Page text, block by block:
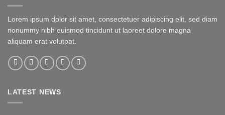
Lorem ipsum dolor sit amet, consectetuer adipiscing elit, sed diam
nonummy nibh euismod tincidunt ut laoreet dolore magna
aliquam erat volutpat.
LATEST NEWS